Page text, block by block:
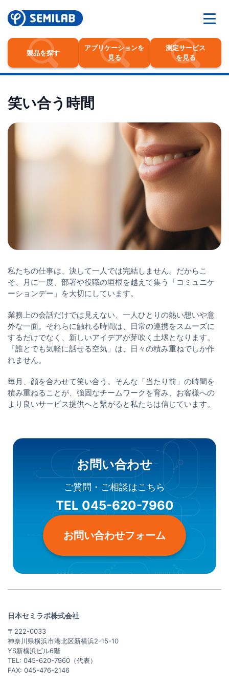
製品を探す
アプリケーションを
見る
測定サービス
を見る
笑い合う時間
私たちの仕事は、決して一人では完結しません。だからこ
そ、月に一度、部署や役職の垣根を越えて集う「コミュニケ
ーションデー」を大切にしています。
業務上の会話だけでは見えない、一人ひとりの熱い想いや意
外な一面。それらに触れる時間は、日常の連携をスムーズに
するだけでなく、新しいアイデアが芽吹く土壌となります。
「誰とでも気軽に話せる空気」は、日々の積み重ねでしか作
れません。
毎月、顔を合わせて笑い合う。そんな「当たり前」の時間を
積み重ねることが、強固なチームワークを育み、お客様への
より良いサービス提供へと繋がると私たちは信じています。
お問い合わせ
ご質問・ご相談はこちら
TEL 045-620-7960
お問い合わせフォーム
日本セミラボ株式会社
〒222-0033
神奈川県横浜市港北区新横浜2-15-10
YS新横浜ビル6階
TEL: 045-620-7960（代表）
FAX: 045-476-2146